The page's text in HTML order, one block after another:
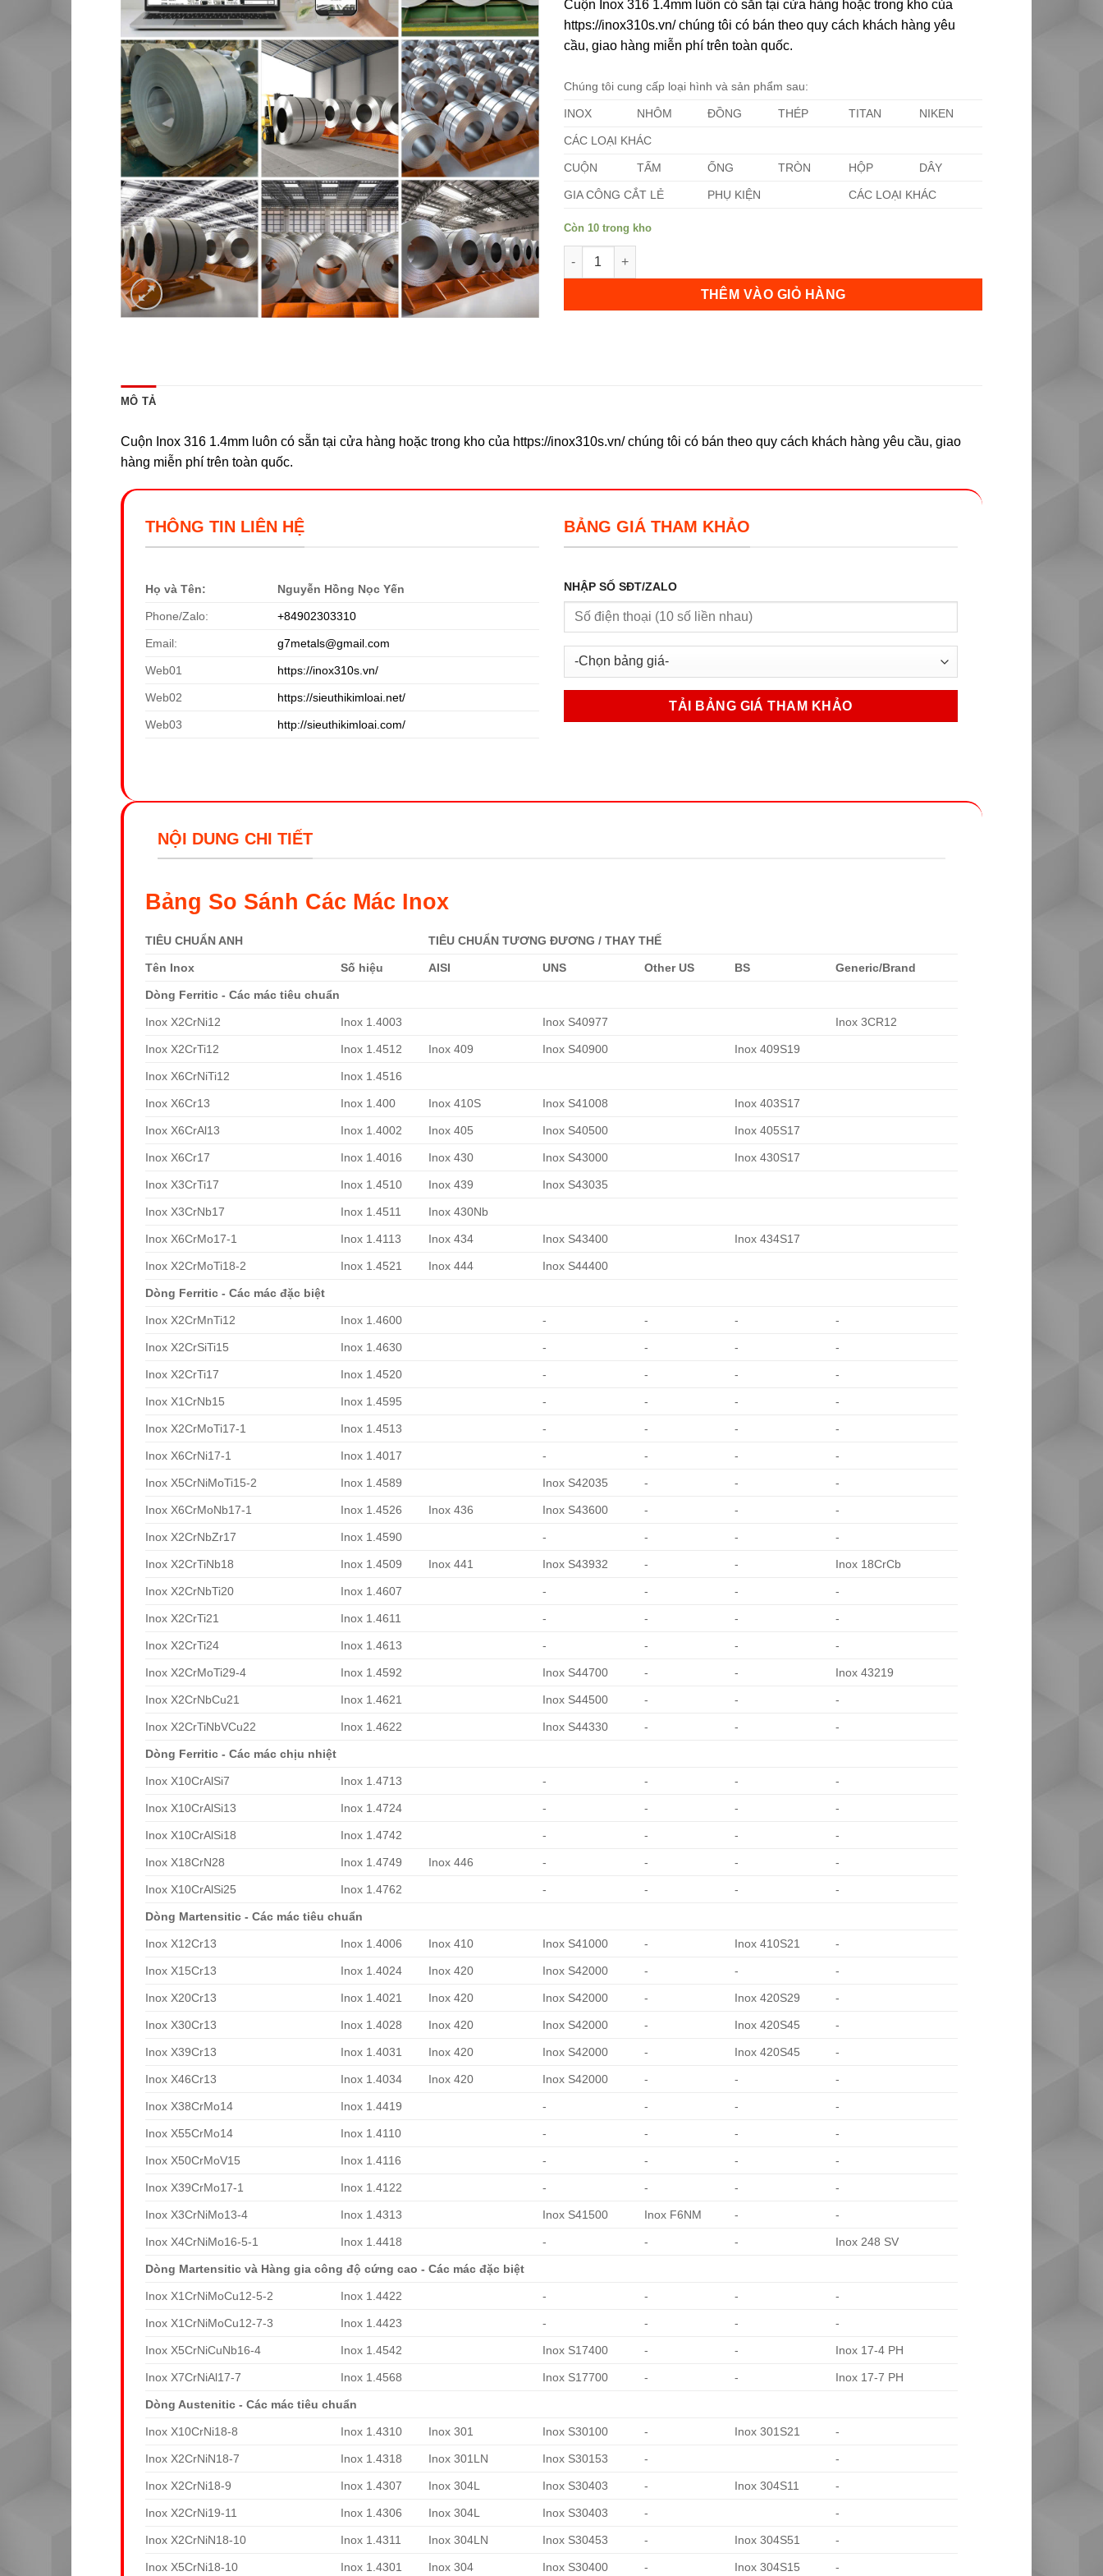
Cuộn Inox 316 1.4mm luôn có sẵn tại cửa hàng hoặc trong kho của
https://inox310s.vn/ chúng tôi có bán theo quy cách khách hàng yêu
cầu, giao hàng miễn phí trên toàn quốc.
Chúng tôi cung cấp loại hình và sản phẩm sau:
INOX NHÔM ĐỒNG THÉP TITAN NIKEN
CÁC LOẠI KHÁC
CUỘN TẤM ỐNG TRÒN HỘP DÂY
GIA CÔNG CẮT LẺ PHỤ KIỆN CÁC LOẠI KHÁC
Còn 10 trong kho
Cuộn Inox 316 1.4mm số lượng
THÊM VÀO GIỎ HÀNG
MÔ TẢ
Cuộn Inox 316 1.4mm luôn có sẵn tại cửa hàng hoặc trong kho của https://inox310s.vn/ chúng tôi có bán theo quy cách khách hàng yêu cầu, giao
hàng miễn phí trên toàn quốc.
THÔNG TIN LIÊN HỆ
Họ và Tên: Nguyễn Hồng Nọc Yến
Phone/Zalo: +84902303310
Email: g7metals@gmail.com
Web01 https://inox310s.vn/
Web02 https://sieuthikimloai.net/
Web03 http://sieuthikimloai.com/
BẢNG GIÁ THAM KHẢO
NHẬP SỐ SĐT/ZALO
NỘI DUNG CHI TIẾT
Bảng So Sánh Các Mác Inox
TIÊU CHUẨN ANH TIÊU CHUẨN TƯƠNG ĐƯƠNG / THAY THẾ
Tên Inox Số hiệu AISI UNS Other US BS Generic/Brand
Dòng Ferritic - Các mác tiêu chuẩn
Inox X2CrNi12 Inox 1.4003 Inox S40977 Inox 3CR12
Inox X2CrTi12 Inox 1.4512 Inox 409 Inox S40900 Inox 409S19
Inox X6CrNiTi12 Inox 1.4516
Inox X6Cr13 Inox 1.400 Inox 410S Inox S41008 Inox 403S17
Inox X6CrAl13 Inox 1.4002 Inox 405 Inox S40500 Inox 405S17
Inox X6Cr17 Inox 1.4016 Inox 430 Inox S43000 Inox 430S17
Inox X3CrTi17 Inox 1.4510 Inox 439 Inox S43035
Inox X3CrNb17 Inox 1.4511 Inox 430Nb
Inox X6CrMo17-1 Inox 1.4113 Inox 434 Inox S43400 Inox 434S17
Inox X2CrMoTi18-2 Inox 1.4521 Inox 444 Inox S44400
Dòng Ferritic - Các mác đặc biệt
Inox X2CrMnTi12 Inox 1.4600 - - - -
Inox X2CrSiTi15 Inox 1.4630 - - - -
Inox X2CrTi17 Inox 1.4520 - - - -
Inox X1CrNb15 Inox 1.4595 - - - -
Inox X2CrMoTi17-1 Inox 1.4513 - - - -
Inox X6CrNi17-1 Inox 1.4017 - - - -
Inox X5CrNiMoTi15-2 Inox 1.4589 Inox S42035 - - -
Inox X6CrMoNb17-1 Inox 1.4526 Inox 436 Inox S43600 - - -
Inox X2CrNbZr17 Inox 1.4590 - - - -
Inox X2CrTiNb18 Inox 1.4509 Inox 441 Inox S43932 - - Inox 18CrCb
Inox X2CrNbTi20 Inox 1.4607 - - - -
Inox X2CrTi21 Inox 1.4611 - - - -
Inox X2CrTi24 Inox 1.4613 - - - -
Inox X2CrMoTi29-4 Inox 1.4592 Inox S44700 - - Inox 43219
Inox X2CrNbCu21 Inox 1.4621 Inox S44500 - - -
Inox X2CrTiNbVCu22 Inox 1.4622 Inox S44330 - - -
Dòng Ferritic - Các mác chịu nhiệt
Inox X10CrAlSi7 Inox 1.4713 - - - -
Inox X10CrAlSi13 Inox 1.4724 - - - -
Inox X10CrAlSi18 Inox 1.4742 - - - -
Inox X18CrN28 Inox 1.4749 Inox 446 - - - -
Inox X10CrAlSi25 Inox 1.4762 - - - -
Dòng Martensitic - Các mác tiêu chuẩn
Inox X12Cr13 Inox 1.4006 Inox 410 Inox S41000 - Inox 410S21 -
Inox X15Cr13 Inox 1.4024 Inox 420 Inox S42000 - - -
Inox X20Cr13 Inox 1.4021 Inox 420 Inox S42000 - Inox 420S29 -
Inox X30Cr13 Inox 1.4028 Inox 420 Inox S42000 - Inox 420S45 -
Inox X39Cr13 Inox 1.4031 Inox 420 Inox S42000 - Inox 420S45 -
Inox X46Cr13 Inox 1.4034 Inox 420 Inox S42000 - - -
Inox X38CrMo14 Inox 1.4419 - - - -
Inox X55CrMo14 Inox 1.4110 - - - -
Inox X50CrMoV15 Inox 1.4116 - - - -
Inox X39CrMo17-1 Inox 1.4122 - - - -
Inox X3CrNiMo13-4 Inox 1.4313 Inox S41500 Inox F6NM - -
Inox X4CrNiMo16-5-1 Inox 1.4418 - - - Inox 248 SV
Dòng Martensitic và Hàng gia công độ cứng cao - Các mác đặc biệt
Inox X1CrNiMoCu12-5-2 Inox 1.4422 - - - -
Inox X1CrNiMoCu12-7-3 Inox 1.4423 - - - -
Inox X5CrNiCuNb16-4 Inox 1.4542 Inox S17400 - - Inox 17-4 PH
Inox X7CrNiAl17-7 Inox 1.4568 Inox S17700 - - Inox 17-7 PH
Dòng Austenitic - Các mác tiêu chuẩn
Inox X10CrNi18-8 Inox 1.4310 Inox 301 Inox S30100 - Inox 301S21 -
Inox X2CrNiN18-7 Inox 1.4318 Inox 301LN Inox S30153 - -
Inox X2CrNi18-9 Inox 1.4307 Inox 304L Inox S30403 - Inox 304S11 -
Inox X2CrNi19-11 Inox 1.4306 Inox 304L Inox S30403 - -
Inox X2CrNiN18-10 Inox 1.4311 Inox 304LN Inox S30453 - Inox 304S51 -
Inox X5CrNi18-10 Inox 1.4301 Inox 304 Inox S30400 - Inox 304S15 -
Không hiển thị lại nữa!